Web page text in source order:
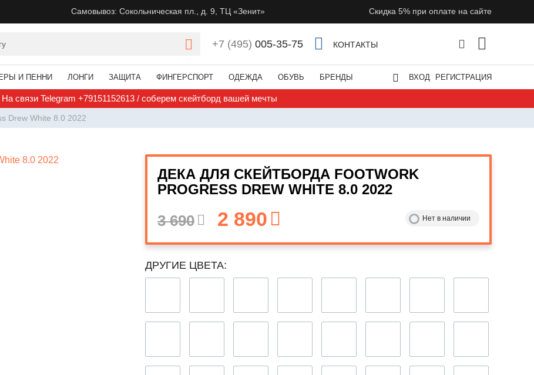
Самовывоз: Сокольническая пл., д. 9, ТЦ «Зенит» Скидка 5% при оплате на сайте
+7 (495) 005-35-75 КОНТАКТЫ
И ПЕННИ ЛОНГИ ЗАЩИТА ФИНГЕРСПОРТ ОДЕЖДА ОБУВЬ БРЕНДЫ ВХОД РЕГИСТРАЦИЯ
На связи Telegram +79151152613 / соберем скейтборд вашей мечты
Drew White 8.0 2022
ДЕКА ДЛЯ СКЕЙТБОРДА FOOTWORK
PROGRESS DREW WHITE 8.0 2022
3 690 2 890 Нет в наличии
ДРУГИЕ ЦВЕТА: